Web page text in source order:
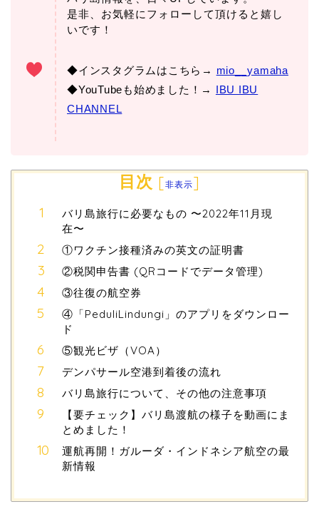
是非、お気軽にフォローして頂けると嬉し
いです！
◆インスタグラムはこちら→ mio__yamaha
◆YouTubeも始めました！→ IBU IBU
CHANNEL
目次 [非表示]
バリ島旅行に必要なもの 〜2022年11月現
在〜
①ワクチン接種済みの英文の証明書
②税関申告書 (QRコードでデータ管理)
③往復の航空券
④「PeduliLindungi」のアプリをダウンロー
ド
⑤観光ビザ（VOA）
デンパサール空港到着後の流れ
バリ島旅行について、その他の注意事項
【要チェック】バリ島渡航の様子を動画にま
とめました！
運航再開！ガルーダ・インドネシア航空の最
新情報